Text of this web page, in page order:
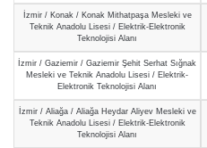
İzmir / Konak / Konak Mithatpaşa Mesleki ve
Teknik Anadolu Lisesi / Elektrik-Elektronik
Teknolojisi Alanı
İzmir / Gaziemir / Gaziemir Şehit Serhat Sığnak
Mesleki ve Teknik Anadolu Lisesi / Elektrik-
Elektronik Teknolojisi Alanı
İzmir / Aliağa / Aliağa Heydar Aliyev Mesleki ve
Teknik Anadolu Lisesi / Elektrik-Elektronik
Teknolojisi Alanı